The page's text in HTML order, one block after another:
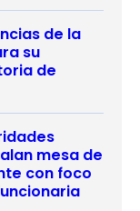
de la
su
de
mesa de
con foco